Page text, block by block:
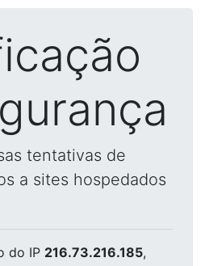
tentativas de
a sites hospedados
do IP 216.73.216.185,